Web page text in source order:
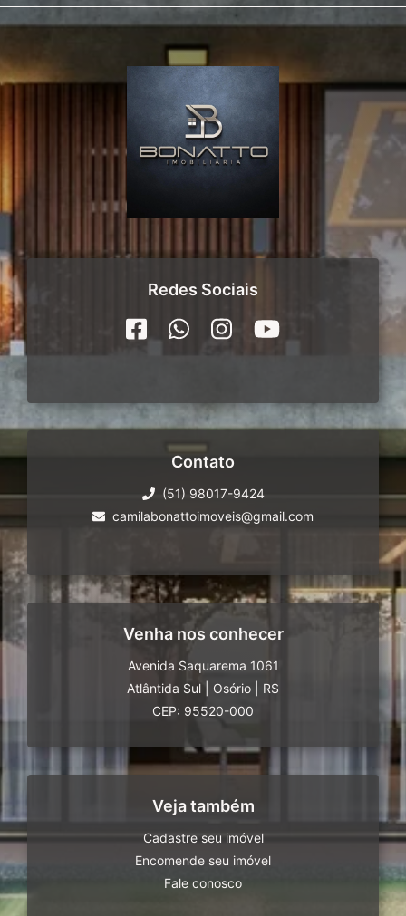
Redes Sociais
Contato
(51) 98017-9424
camilabonattoimoveis@gmail.com
Venha nos conhecer
Avenida Saquarema 1061
Atlântida Sul
Osório
RS
CEP: 95520-000
Veja também
Cadastre seu imóvel
Encomende seu imóvel
Fale conosco